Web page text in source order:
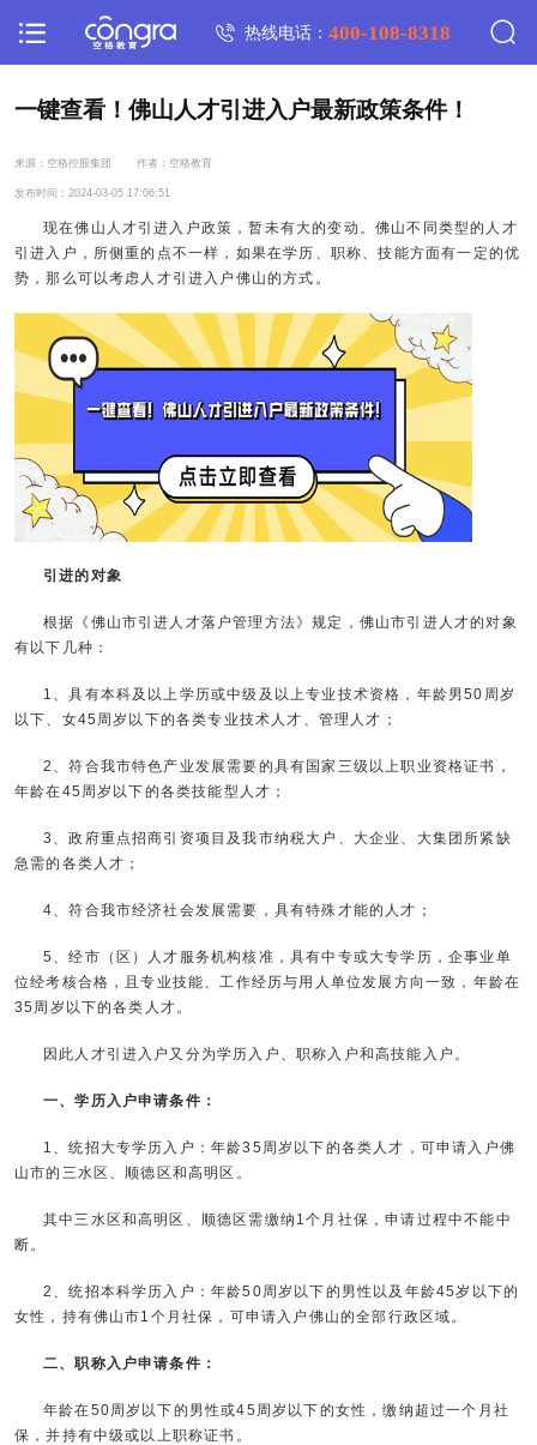
热线电话：400-108-8318
一键查看！佛山人才引进入户最新政策条件！
来源：空格控股集团 作者：空格教育
发布时间：2024-03-05 17:06:51
现在佛山人才引进入户政策 ，暂未有大的变动。佛山不同类型的人才
引进入户，所侧重的点不一样，如果在学历、职称、技能方面有一定的优
势，那么可以考虑人才引进入户佛山的方式。
引进的对象
根据《佛山市引进人才落户管理方法》规定，佛山市引进人才的对象
有以下几种：
1、具有本科及以上学历或中级及以上专业技术资格，年龄男50周岁
以下、女45周岁以下的各类专业技术人才、管理人才；
2、符合我市特色产业发展需要的具有国家三级以上职业资格证书，
年龄在45周岁以下的各类技能型人才；
3、政府重点招商引资项目及我市纳税大户、大企业、大集团所紧缺
急需的各类人才；
4、符合我市经济社会发展需要，具有特殊才能的人才；
5、经市（区）人才服务机构核准，具有中专或大专学历，企事业单
位经考核合格，且专业技能、工作经历与用人单位发展方向一致，年龄在
35周岁以下的各类人才。
因此人才引进入户又分为学历入户、职称入户和高技能入户。
一、学历入户申请条件：
1、统招大专学历入户：年龄35周岁以下的各类人才，可申请入户佛
山市的三水区、顺德区和高明区。
其中三水区和高明区、顺德区需缴纳1个月社保，申请过程中不能中
断。
2、统招本科学历入户：年龄50周岁以下的男性以及年龄45岁以下的
女性，持有佛山市1个月社保，可申请入户佛山的全部行政区域。
二、职称入户申请条件：
年龄在50周岁以下的男性或45周岁以下的女性，缴纳超过一个月社
保，并持有中级或以上职称证书。